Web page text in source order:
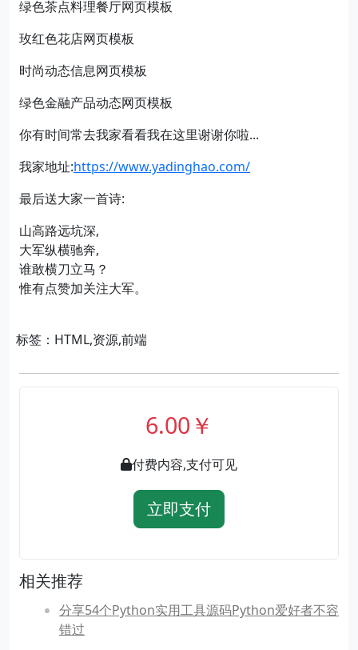
绿色茶点料理餐厅网页模板
玫红色花店网页模板
时尚动态信息网页模板
绿色金融产品动态网页模板
你有时间常去我家看看我在这里谢谢你啦...
我家地址:https://www.yadinghao.com/
最后送大家一首诗:
山高路远坑深,
大军纵横驰奔,
谁敢横刀立马？
惟有点赞加关注大军。
标签：HTML,资源,前端
6.00￥
付费内容,支付可见
立即支付
相关推荐
分享54个Python实用工具源码Python爱好者不容
错过